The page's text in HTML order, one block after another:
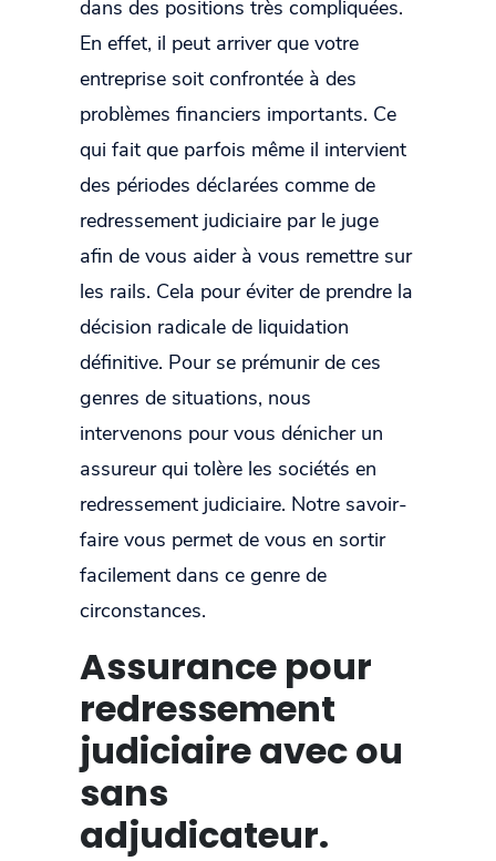
dans des positions très compliquées.
En effet, il peut arriver que votre
entreprise soit confrontée à des
problèmes financiers importants. Ce
qui fait que parfois même il intervient
des périodes déclarées comme de
redressement judiciaire par le juge
afin de vous aider à vous remettre sur
les rails. Cela pour éviter de prendre la
décision radicale de liquidation
définitive. Pour se prémunir de ces
genres de situations, nous
intervenons pour vous dénicher un
assureur qui tolère les sociétés en
redressement judiciaire. Notre savoir-
faire vous permet de vous en sortir
facilement dans ce genre de
circonstances.
Assurance pour
redressement
judiciaire avec ou
sans
adjudicateur.